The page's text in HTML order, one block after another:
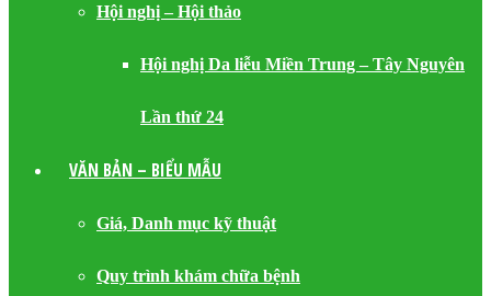
Hội nghị – Hội thảo
Hội nghị Da liễu Miền Trung – Tây Nguyên
Lần thứ 24
VĂN BẢN – BIỂU MẪU
Giá, Danh mục kỹ thuật
Quy trình khám chữa bệnh